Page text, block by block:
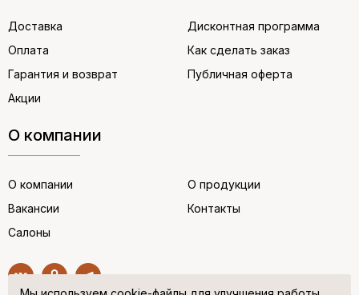
Доставка
Оплата
Гарантия и возврат
Акции
Дисконтная программа
Как сделать заказ
Публичная оферта
О компании
О компании
Вакансии
Салоны
О продукции
Контакты